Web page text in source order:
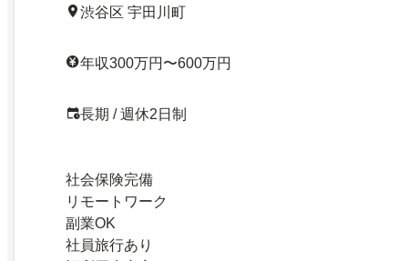
渋谷区 宇田川町
年収300万円〜600万円
長期 / 週休2日制
社会保険完備
リモートワーク
副業OK
社員旅行あり